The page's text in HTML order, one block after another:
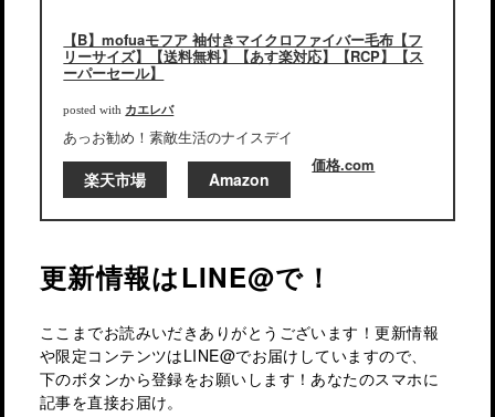
【B】mofuaモフア 袖付きマイクロファイバー毛布【フ
リーサイズ】【送料無料】【あす楽対応】【RCP】【ス
ーパーセール】
posted with カエレバ
あっお勧め！素敵生活のナイスデイ
楽天市場 Amazon
価格.com
更新情報はLINE@で！
ここまでお読みいだきありがとうございます！更新情報
や限定コンテンツはLINE@でお届けしていますので、
下のボタンから登録をお願いします！あなたのスマホに
記事を直接お届け。